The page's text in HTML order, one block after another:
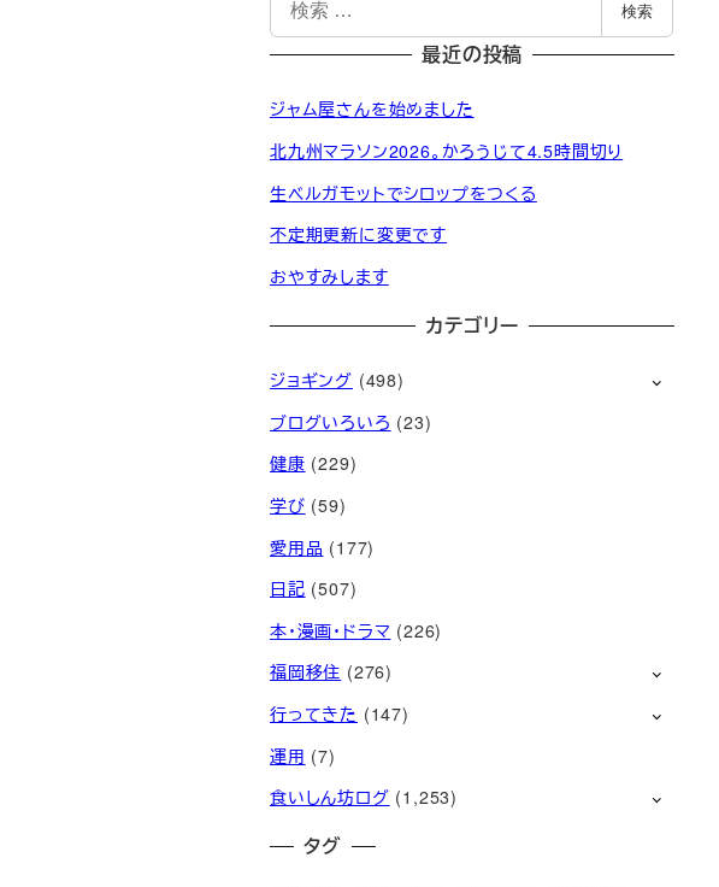
索
検索
最近の投稿
ジャム屋さんを始めました
北九州マラソン2026。かろうじて4.5時間切り
生ベルガモットでシロップをつくる
不定期更新に変更です
おやすみします
カテゴリー
ジョギング (498)
ブログいろいろ (23)
健康 (229)
学び (59)
愛用品 (177)
日記 (507)
本・漫画・ドラマ (226)
福岡移住 (276)
行ってきた (147)
運用 (7)
食いしん坊ログ (1,253)
タグ